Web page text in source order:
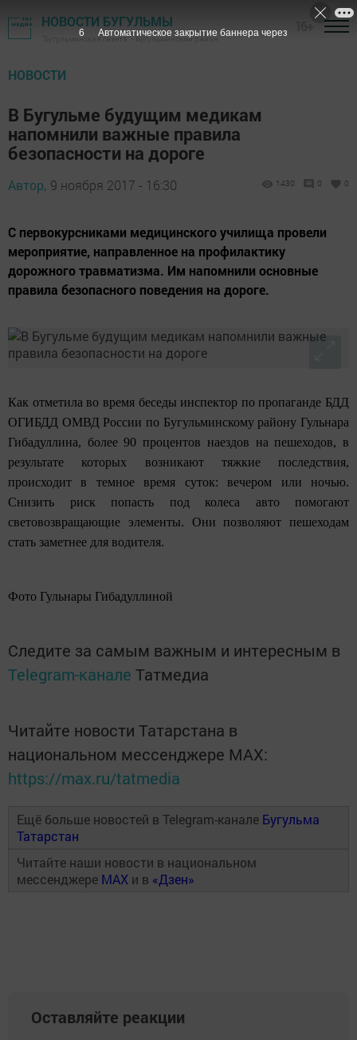
НОВОСТИ БУГУЛЬМЫ
"Бугульминская газета" - Бугульминский район
НОВОСТИ
В Бугульме будущим медикам
напомнили важные правила
безопасности на дороге
Автор, 9 ноября 2017 - 16:30 1430 0 0
С первокурсниками медицинского училища провели
мероприятие, направленное на профилактику
дорожного травматизма. Им напомнили основные
правила безопасного поведения на дороге.
Как отметила во время беседы инспектор по пропаганде БДД
ОГИБДД ОМВД России по Бугульминскому району Гульнара
Гибадуллина, более 90 процентов наездов на пешеходов, в
результате которых возникают тяжкие последствия,
происходит в темное время суток: вечером или ночью.
Снизить риск попасть под колеса авто помогают
световозвращающие элементы. Они позволяют пешеходам
стать заметнее для водителя.
Фото Гульнары Гибадуллиной
Следите за самым важным и интересным в
Telegram-канале Татмедиа
Читайте новости Татарстана в
национальном мессенджере MАХ:
https://max.ru/tatmedia
Ещё больше новостей в Telegram-канале Бугульма
Татарстан
Читайте наши новости в национальном
мессенджере MAX и в «Дзен»
Оставляйте реакции
5 Автоматическое закрытие баннера через